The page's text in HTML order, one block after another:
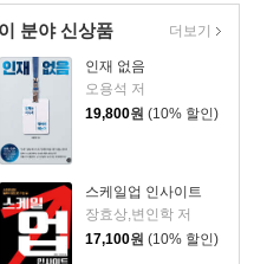
이 분야 신상품
인재 없음
오용석 저
19,800원 (10% 할인)
스케일업 인사이트
장효상,변인학 저
17,100원 (10% 할인)
더보기